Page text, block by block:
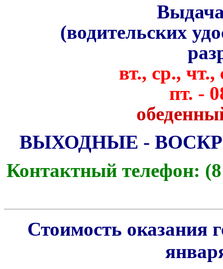
(водительских
вт., ср., чт.,
пт. -
ВЫХОДНЫЕ -
Контактный телефон:
Стоимость оказания